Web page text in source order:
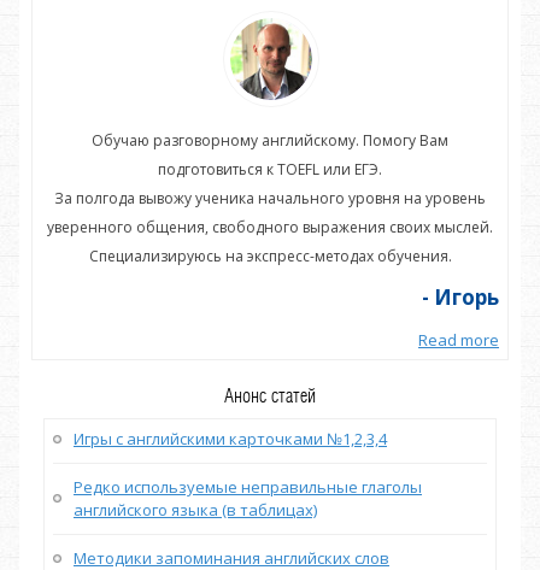
Обучаю разговорному английскому. Помогу Вам
подготовиться к TOEFL или ЕГЭ.
За полгода вывожу ученика начального уровня на уровень
уверенного общения, свободного выражения своих мыслей.
Специализируюсь на экспресс-методах обучения.
- Игорь
Read more
Анонс статей
Игры с английскими карточками №1,2,3,4
Редко используемые неправильные глаголы
английского языка (в таблицах)
Методики запоминания английских слов